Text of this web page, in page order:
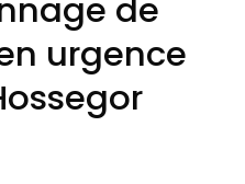
de
urgence